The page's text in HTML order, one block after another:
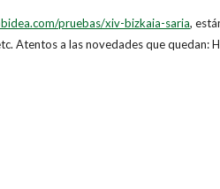
pruebas/xiv-bizkaia-saria,
Atentos a las novedades que quedan: